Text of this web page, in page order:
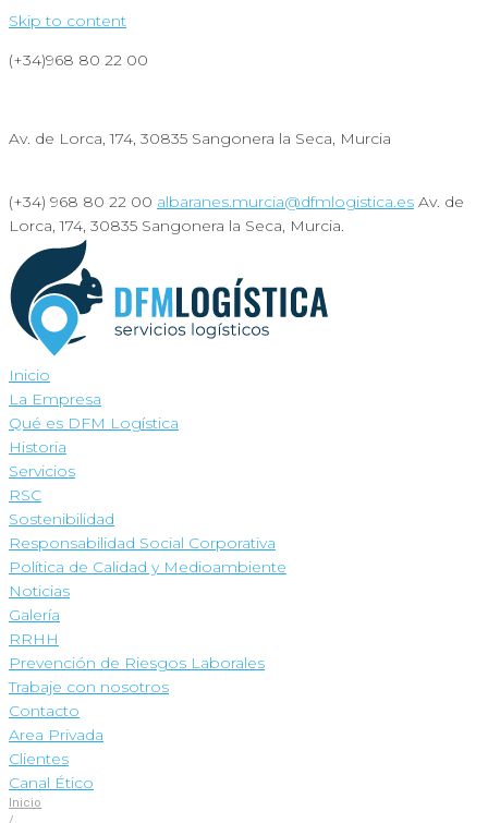
Skip to content
(+34)968 80 22 00
Av. de Lorca, 174, 30835 Sangonera la Seca, Murcia
(+34) 968 80 22 00 albaranes.murcia@dfmlogistica.es Av. de
Lorca, 174, 30835 Sangonera la Seca, Murcia.
Inicio
La Empresa
Qué es DFM Logística
Historia
Servicios
RSC
Sostenibilidad
Responsabilidad Social Corporativa
Política de Calidad y Medioambiente
Noticias
Galería
RRHH
Prevención de Riesgos Laborales
Trabaje con nosotros
Contacto
Area Privada
Clientes
Canal Ético
Inicio